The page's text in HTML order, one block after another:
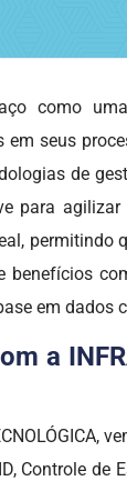
como
seus
de
para agilizar
permitindo
benefícios
em dados
a
Controle de